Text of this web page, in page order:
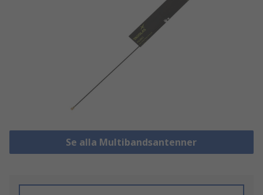
Se alla Multibandsantenner